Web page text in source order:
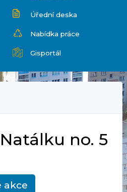
Úřední deska
Nabídka práce
Gisportál
no. 5
akce